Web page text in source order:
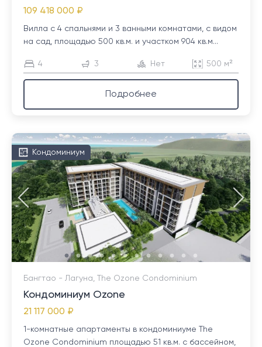
109 418 000 ₽
Вилла с 4 спальнями и 3 ванными комнатами, с видом
на сад, площадью 500 кв.м. и участком 904 кв.м...
4 3 Нет 500 м²
Подробнее
Кондоминиум
Бангтао - Лагуна, The Ozone Condominium
Кондоминиум Ozone
21 117 000 ₽
1-комнатные апартаменты в кондоминиуме The
Ozone Condominium площадью 51 кв.м. с бассейном,